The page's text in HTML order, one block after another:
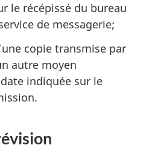
le récépissé du bureau
de messagerie;
copie transmise par
autre moyen
indiquée sur le